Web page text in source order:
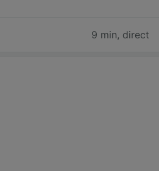
9 min, direct